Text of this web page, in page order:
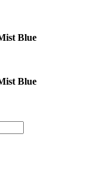
Blue
Blue